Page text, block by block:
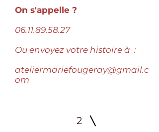
On s'appelle ?
06.11.89.58.27
Ou envoyez votre histoire à :
ateliermariefougeray@gmail.c
om
2